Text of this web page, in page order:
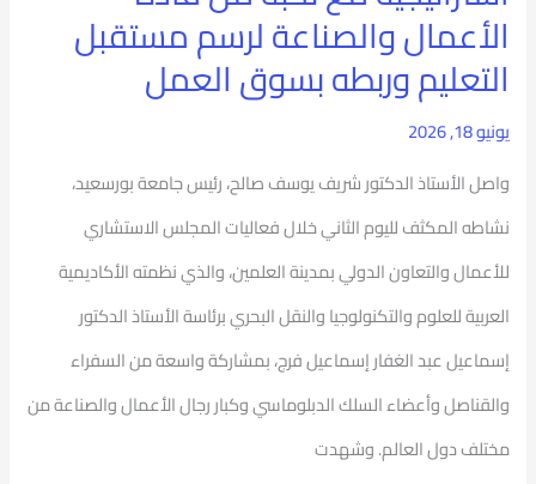
الأعمال والصناعة لرسم مستقبل
التعليم وربطه بسوق العمل
يونيو 18, 2026
واصل الأستاذ الدكتور شريف يوسف صالح، رئيس جامعة بورسعيد،
نشاطه المكثف لليوم الثاني خلال فعاليات المجلس الاستشاري
للأعمال والتعاون الدولي بمدينة العلمين، والذي نظمته الأكاديمية
العربية للعلوم والتكنولوجيا والنقل البحري برئاسة الأستاذ الدكتور
إسماعيل عبد الغفار إسماعيل فرج، بمشاركة واسعة من السفراء
والقناصل وأعضاء السلك الدبلوماسي وكبار رجال الأعمال والصناعة من
مختلف دول العالم. وشهدت
دوليًا
جديدًا
بلقاءات
استراتيجية
مع
نخبة
من
قادة
الأعمال
والصناعة